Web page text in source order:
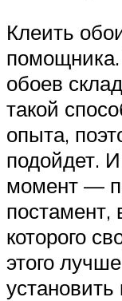
Клеить
обоев
такой
опыта,
подойдет.
момент —
постамент,
которого
этого
установить